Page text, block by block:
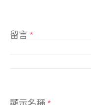
留言 *